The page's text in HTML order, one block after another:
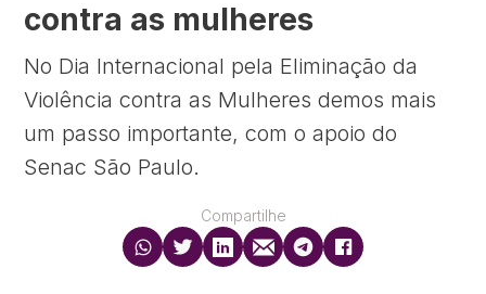
contra as mulheres
No Dia Internacional pela Eliminação da
Violência contra as Mulheres demos mais
um passo importante, com o apoio do
Senac São Paulo.
Compartilhe